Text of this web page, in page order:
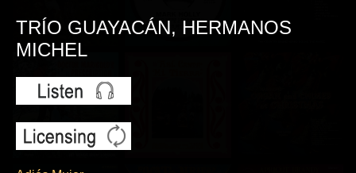
TRÍO GUAYACÁN, HERMANOS
MICHEL